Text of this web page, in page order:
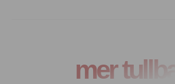
mer tullball